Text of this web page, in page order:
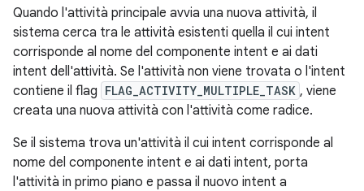
Quando l'attività principale avvia una nuova attività, il
sistema cerca tra le attività esistenti quella il cui intent
corrisponde al nome del componente intent e ai dati
intent dell'attività. Se l'attività non viene trovata o l'intent
contiene il flag FLAG_ACTIVITY_MULTIPLE_TASK , viene
creata una nuova attività con l'attività come radice.
Se il sistema trova un'attività il cui intent corrisponde al
nome del componente intent e ai dati intent, porta
l'attività in primo piano e passa il nuovo intent a